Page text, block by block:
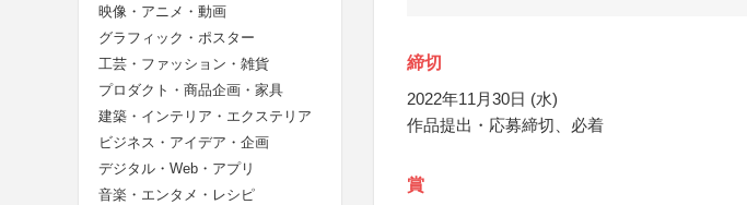
映像・アニメ・動画
グラフィック・ポスター
工芸・ファッション・雑貨
プロダクト・商品企画・家具
建築・インテリア・エクステリア
ビジネス・アイデア・企画
デジタル・Web・アプリ
音楽・エンタメ・レシピ
締切
2022年11月30日 (水)
作品提出・応募締切、必着
賞